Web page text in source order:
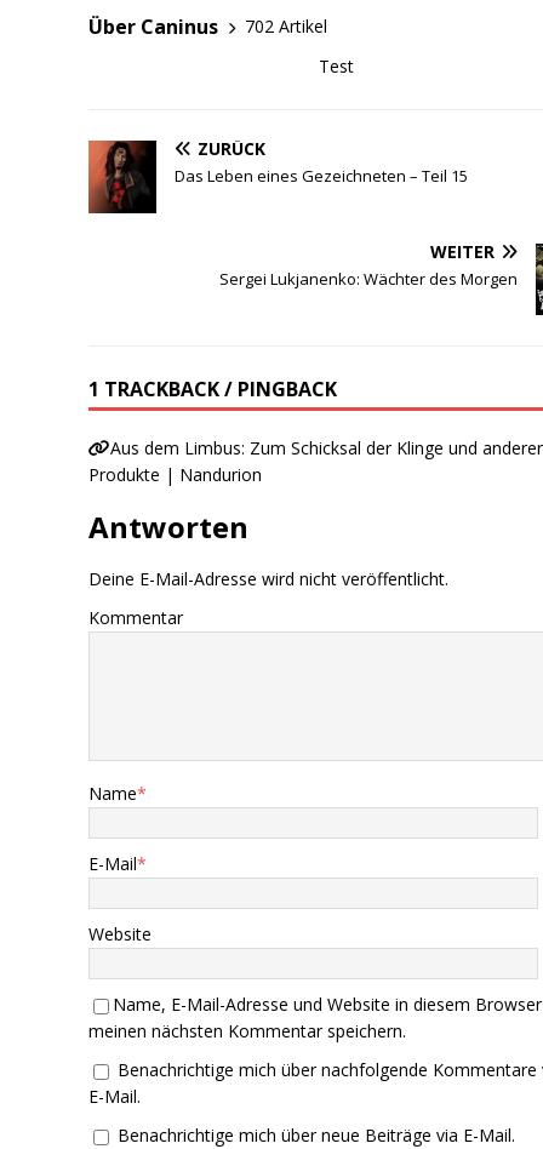
Über Caninus
702 Artikel
Test
ZURÜCK
Das Leben eines Gezeichneten – Teil 15
WEITER
Sergei Lukjanenko: Wächter des Morgen
1 TRACKBACK / PINGBACK
Aus dem Limbus: Zum Schicksal der Klinge und anderer
Produkte | Nandurion
Antworten
Deine E-Mail-Adresse wird nicht veröffentlicht.
Kommentar
Name*
E-Mail*
Website
Name, E-Mail-Adresse und Website in diesem
meinen nächsten Kommentar speichern.
Benachrichtige mich über nachfolgende Kommentare
E-Mail.
Benachrichtige mich über neue Beiträge via E-Mail.